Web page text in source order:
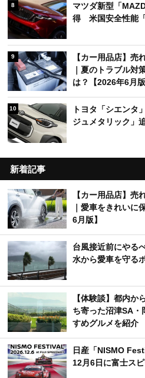
8
マツダ新型「
得 米国安全性能
9
【カー用品店】売
｜夏のトラブル対
は？【2026年6月版
10
トヨタ「シエン
ジュメタリック」
新着記事
【カー用品店】売
｜愛車をきれいに
6月版】
台風接近前にやる
水から愛車を守る
【体験談】都内か
ち寄った沼津SA・
すめグルメを紹介
日産「NISMO
12月6日に富士ス